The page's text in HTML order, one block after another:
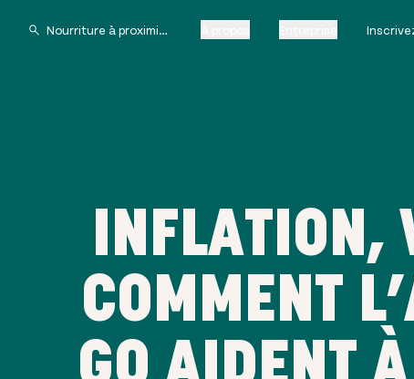
INFLATION,
COMMENT
GO AIDENT